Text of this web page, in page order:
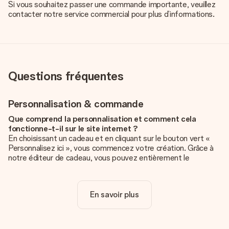
Si vous souhaitez passer une commande importante, veuillez
contacter notre service commercial pour plus d’informations.
Questions fréquentes
Personnalisation & commande
Que comprend la personnalisation et comment cela
fonctionne-t-il sur le site internet ?
En choisissant un cadeau et en cliquant sur le bouton vert «
Personnalisez ici », vous commencez votre création. Grâce à
notre éditeur de cadeau, vous pouvez entièrement le
unique pour ajouter une touche finale à votre cadeau.
La personnalisation est-elle comprise dans le prix ?
En savoir plus